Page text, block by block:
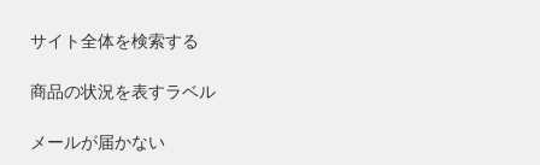
サイト全体を検索する
商品の状況を表すラベル
メールが届かない